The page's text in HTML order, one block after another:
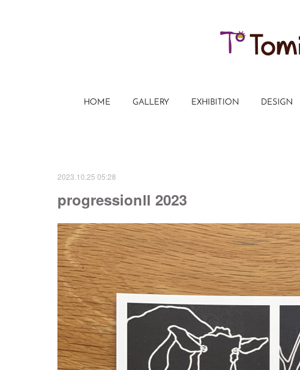
HOME GALLERY EXHIBITION DESIGN
2023.10.25 05:28
progressionⅡ 2023